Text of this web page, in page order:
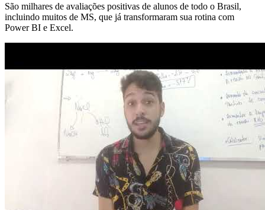
São milhares de avaliações positivas de alunos de todo o Brasil,
incluindo muitos de MS, que já transformaram sua rotina com
Power BI e Excel.